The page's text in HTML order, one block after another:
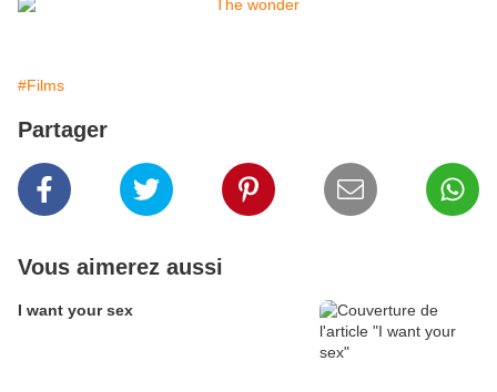
#Films
Partager
Vous aimerez aussi
I want your sex